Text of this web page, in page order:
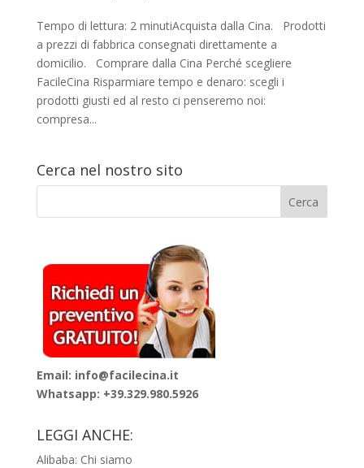
Tempo di lettura: 2 minutiAcquista dalla Cina. Prodotti
a prezzi di fabbrica consegnati direttamente a
domicilio. Comprare dalla Cina Perché scegliere
FacileCina Risparmiare tempo e denaro: scegli i
prodotti giusti ed al resto ci penseremo noi:
compresa...
Cerca nel nostro sito
Email: info@facilecina.it
Whatsapp: +39.329.980.5926
LEGGI ANCHE:
Alibaba: Chi siamo